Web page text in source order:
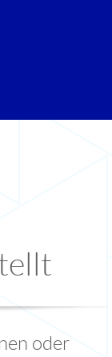
oder